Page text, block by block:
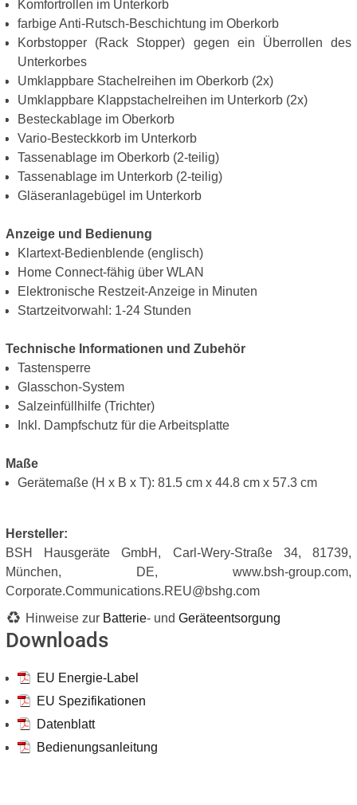
Komfortrollen im Unterkorb
farbige Anti-Rutsch-Beschichtung im Oberkorb
Korbstopper (Rack Stopper) gegen ein Überrollen des
Unterkorbes
Umklappbare Stachelreihen im Oberkorb (2x)
Umklappbare Klappstachelreihen im Unterkorb (2x)
Besteckablage im Oberkorb
Vario-Besteckkorb im Unterkorb
Tassenablage im Oberkorb (2-teilig)
Tassenablage im Unterkorb (2-teilig)
Gläseranlagebügel im Unterkorb
Anzeige und Bedienung
Klartext-Bedienblende (englisch)
Home Connect-fähig über WLAN
Elektronische Restzeit-Anzeige in Minuten
Startzeitvorwahl: 1-24 Stunden
Technische Informationen und Zubehör
Tastensperre
Glasschon-System
Salzeinfüllhilfe (Trichter)
Inkl. Dampfschutz für die Arbeitsplatte
Maße
Gerätemaße (H x B x T): 81.5 cm x 44.8 cm x 57.3 cm
Hersteller:
BSH Hausgeräte GmbH, Carl-Wery-Straße 34, 81739,
München, DE, www.bsh-group.com,
Corporate.Communications.REU@bshg.com
Hinweise zur Batterie- und Geräteentsorgung
Downloads
EU Energie-Label
EU Spezifikationen
Datenblatt
Bedienungsanleitung